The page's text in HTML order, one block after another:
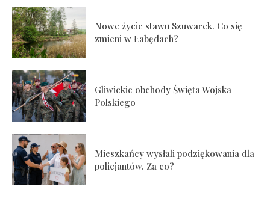
Nowe życie stawu Szuwarek. Co się
zmieni w Łabędach?
Gliwickie obchody Święta Wojska
Polskiego
Mieszkańcy wysłali podziękowania dla
policjantów. Za co?